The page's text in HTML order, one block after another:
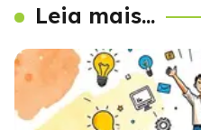
Leia mais...